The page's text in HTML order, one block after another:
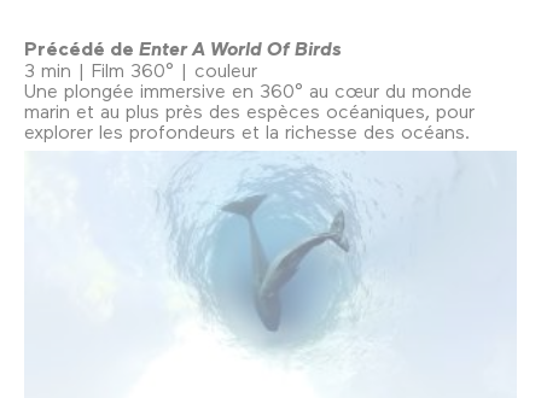
Précédé de Enter A World Of Birds
3 min | Film 360° | couleur
Une plongée immersive en 360° au cœur du monde
marin et au plus près des espèces océaniques, pour
explorer les profondeurs et la richesse des océans.